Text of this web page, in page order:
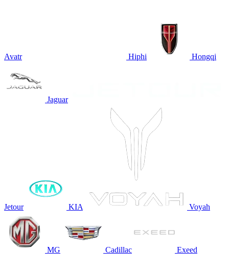
Avatr Hiphi Hongqi
Jaguar
Jetour KIA Voyah
MG Cadillac Exeed